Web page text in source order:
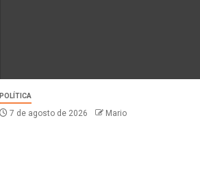
POLÍTICA
7 de agosto de 2026 Mario